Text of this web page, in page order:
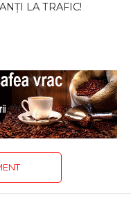
LA TRAFIC!